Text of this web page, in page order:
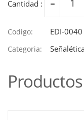
Cantidad :
Codigo: EDI-0040
Categoria: